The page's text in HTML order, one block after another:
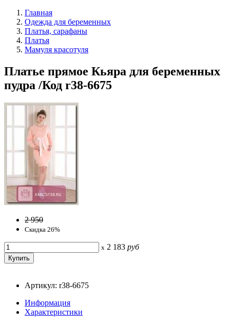
Главная
Одежда для беременных
Платья, сарафаны
Платья
Мамуля красотуля
Платье прямое Кьяра для беременных
пудра /Код r38-6675
2 950
Скидка 26%
x 2 183 руб
Артикул: r38-6675
Информация
Характеристики